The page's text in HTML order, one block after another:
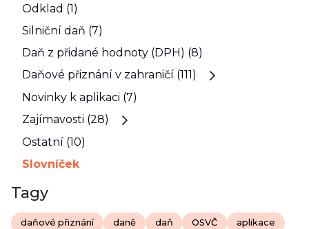
Odklad (1)
Silniční daň (7)
Daň z přidané hodnoty (DPH) (8)
Daňové přiznání v zahraničí (111)
Novinky k aplikaci (7)
Zajímavosti (28)
Ostatní (10)
Slovníček
Tagy
daňové přiznání daně daň OSVČ aplikace